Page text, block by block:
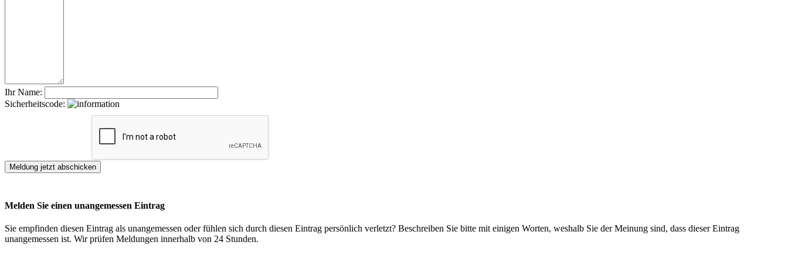
Ihr Name:
Sicherheitscode:
Melden Sie einen unangemessen Eintrag
Sie empfinden diesen Eintrag als unangemessen oder fühlen sich durch diesen Eintrag persönlich verletzt? Beschreiben Sie bitte mit einigen Worten, weshalb Sie der Meinung sind, dass dieser Eintrag
unangemessen ist. Wir prüfen Meldungen innerhalb von 24 Stunden.